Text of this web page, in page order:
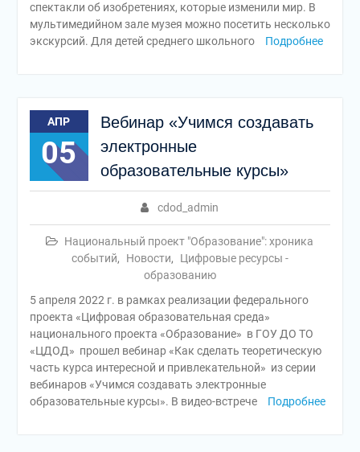
спектакли об изобретениях, которые изменили мир. В
мультимедийном зале музея можно посетить несколько
экскурсий. Для детей среднего школьного
Подробнее
АПР
05
Вебинар «Учимся создавать
электронные
образовательные курсы»
cdod_admin
Национальный проект "Образование": хроника
событий, Новости,
Цифровые ресурсы -
образованию
5 апреля 2022 г. в рамках реализации федерального
проекта «Цифровая образовательная среда»
национального проекта «Образование» в ГОУ ДО ТО
«ЦДОД» прошел вебинар «Как сделать теоретическую
часть курса интересной и привлекательной» из серии
вебинаров «Учимся создавать электронные
образовательные курсы». В видео-встрече
Подробнее